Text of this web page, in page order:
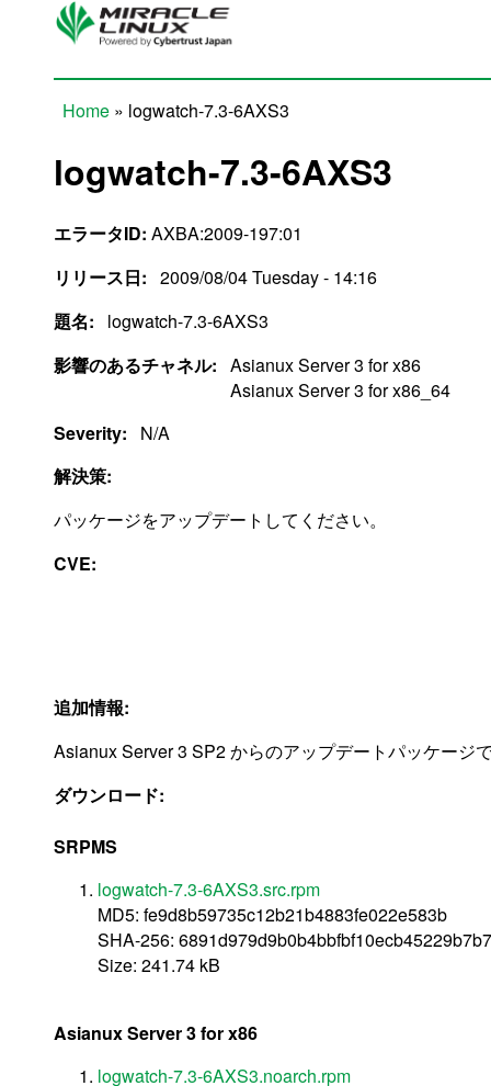
Skip to main content
Home » logwatch-7.3-6AXS3
logwatch-7.3-6AXS3
エラータID: AXBA:2009-197:01
リリース日: 2009/08/04 Tuesday - 14:16
題名:
logwatch-7.3-6AXS3
影響のあるチャネル: Asianux Server 3 for x86
Asianux Server 3 for x86_64
Severity:
N/A
解決策:
パッケージをアップデートしてください。
CVE:
追加情報:
Asianux Server 3 SP2 からのアップデートパッケージ
ダウンロード:
SRPMS
logwatch-7.3-6AXS3.src.rpm
MD5: fe9d8b59735c12b21b4883fe022e583b
SHA-256:
Size: 241.74 kB
Asianux Server 3 for x86
logwatch-7.3-6AXS3.noarch.rpm